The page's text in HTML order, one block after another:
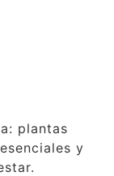
plantas
y